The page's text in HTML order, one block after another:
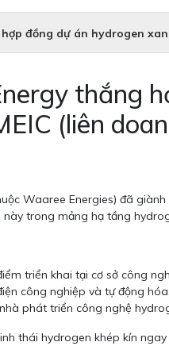
đồng dự án hydrogen
thắng
(liên
Waaree Energies) đã
trong mảng hạ tầng
triển khai tại cơ sở công
công nghiệp và tự động
phát triển công nghệ
thái hydrogen khép kín